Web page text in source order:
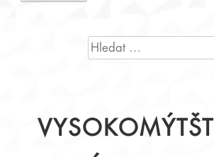
VYHLEDÁVÁNÍ
VYSOKOMÝTŠTÍ